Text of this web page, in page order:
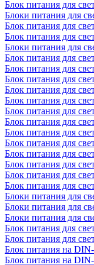
Блок питания для
Блоки питания для
Блок питания для
Блок питания для
Блоки питания для
Блок питания для
Блок питания для
Блок питания для
Блок питания для
Блок питания для
Блок питания для
Блок питания для
Блок питания для
Блок питания для
Блок питания для
Блок питания для
Блок питания для
Блок питания для
Блоки питания для
Блоки питания для
Блоки питания для
Блок питания для
Блок питания для
Блок питания на
Блок питания на